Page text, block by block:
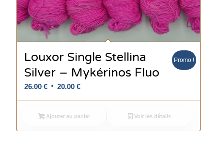
Louxor Single Stellina
Silver – Mykérinos Fluo
26.00€ Le
était :
26.00 €.
20.00 €Le
est :
20.00 €.
Promo !
Ajouter au panier Voir les détails